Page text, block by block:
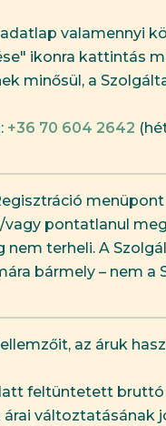
ikonra kattintás
minősül, a
+36 70 604 2642
vagy pontatlanul
terheli. A
bármely – nem
az áruk
feltüntetett